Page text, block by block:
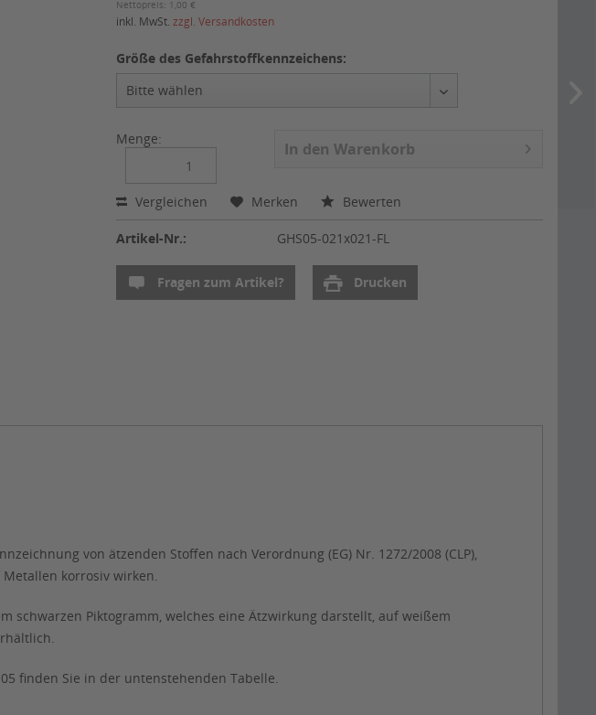
Nettopreis: 1,00 €
inkl. MwSt.zzgl. Versandkosten
Größe des Gefahrstoffkennzeichens:
Menge:
In den Warenkorb
Vergleichen Merken Bewerten
Artikel-Nr.: GHS05-021x021-FL
Fragen zum Artikel? Drucken
von ätzenden Stoffen nach Verordnung (EG) Nr. 1272/2008 (CLP),
korrosiv wirken.
schwarzen Piktogramm, welches eine Ätzwirkung darstellt, auf weißem
finden Sie in der untenstehenden Tabelle.